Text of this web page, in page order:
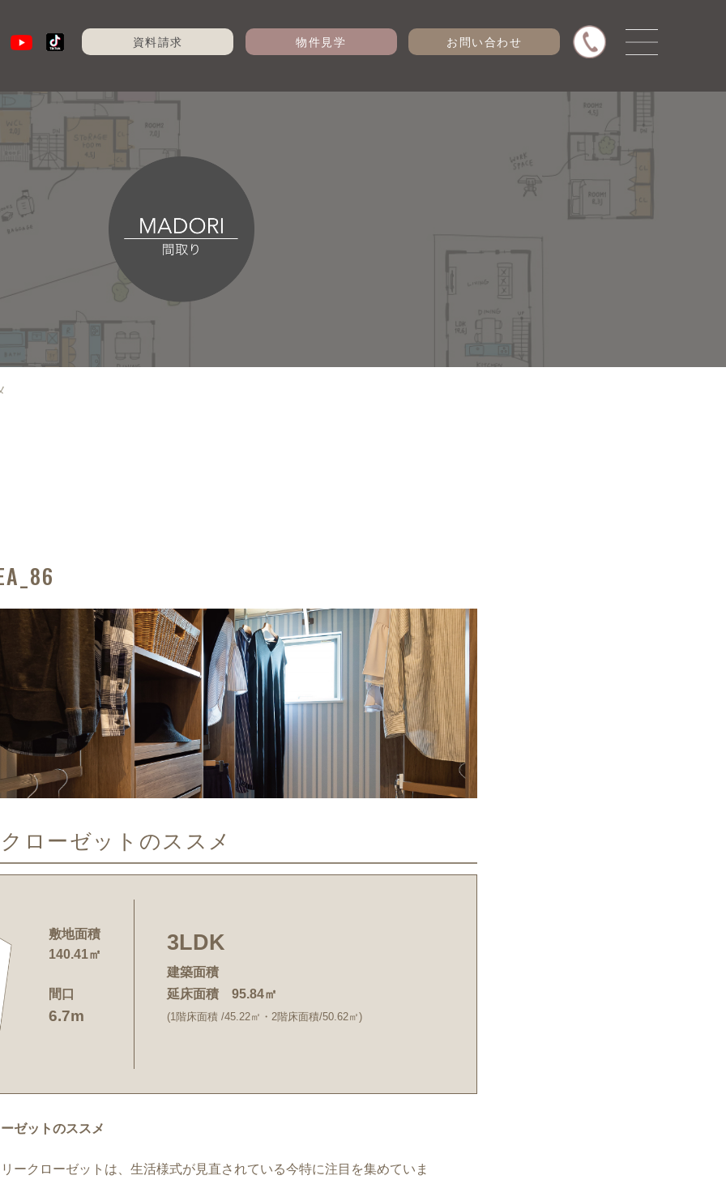
資料請求 物件見学 お問い合わせ
ローゼットのススメ
敷地面積
140.41㎡
間口
6.7m
3LDK
建築面積
延床面積 95.84㎡
(1階床面積 /45.22㎡・2階床面積/50.62㎡)
ゼットのススメ
ークローゼットは、生活様式が見直されている今特に注目を集めていま